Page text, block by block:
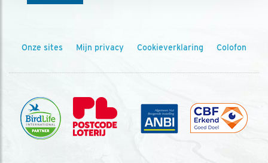
Onze sites Mijn privacy Cookieverklaring Colofon